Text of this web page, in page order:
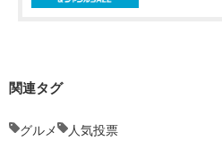
関連タグ
グルメ 人気投票